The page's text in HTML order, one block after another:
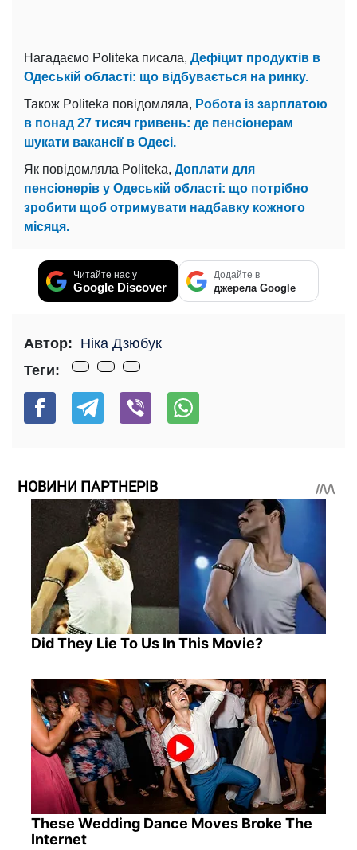
Нагадаємо Politeka писала, Дефіцит продуктів в
Одеській області: що відбувається на ринку.
Також Politeka повідомляла, Робота із зарплатою
в понад 27 тисяч гривень: де пенсіонерам
шукати вакансії в Одесі.
Як повідомляла Politeka, Доплати для
пенсіонерів у Одеській області: що потрібно
зробити щоб отримувати надбавку кожного
місяця.
Читайте нас у
Google Discover
Додайте в
джерела Google
Автор: Ніка Дзюбук
Теги:
НОВИНИ ПАРТНЕРІВ
Did They Lie To Us In This Movie?
These Wedding Dance Moves Broke The
Internet